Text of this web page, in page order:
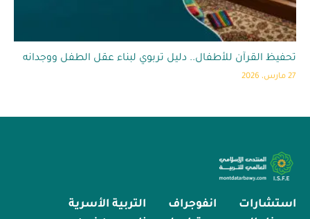
تحفيظ القرآن للأطفال.. دليل تربوي لبناء عقل الطفل ووجدانه
27 مارس، 2026
استشارات انفوجراف
التربية الأسرية